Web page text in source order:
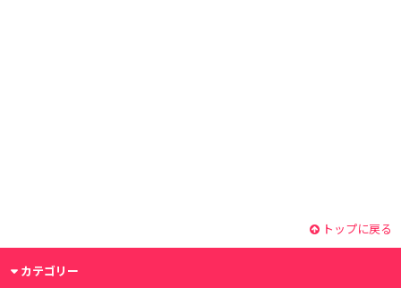
トップに戻る
カテゴリー